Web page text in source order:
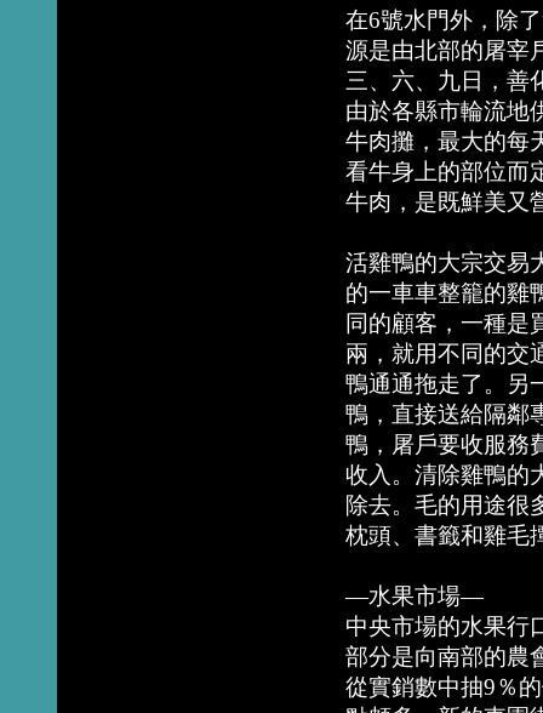
在6號水門外，除
源是由北部的屠宰
三、六、九日，善
由於各縣市輪流地
牛肉攤，最大的每
看牛身上的部位而
牛肉，是既鮮美又
活雞鴨的大宗交易
的一車車整籠的雞
同的顧客，一種是
兩，就用不同的交
鴨通通拖走了。另
鴨，直接送給隔鄰
鴨，屠戶要收服務
收入。清除雞鴨的
除去。毛的用途很
枕頭、書籤和雞毛
—水果市場—
中央市場的水果行
部分是向南部的農
從實銷數中抽9％